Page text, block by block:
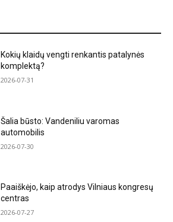
Kokių klaidų vengti renkantis patalynės
komplektą?
2026-07-31
Šalia būsto: Vandeniliu varomas
automobilis
2026-07-30
Paaiškėjo, kaip atrodys Vilniaus kongresų
centras
2026-07-27